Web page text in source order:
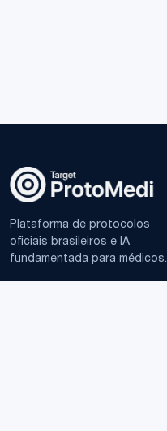
Plataforma de protocolos
oficiais brasileiros e IA
fundamentada para médicos.